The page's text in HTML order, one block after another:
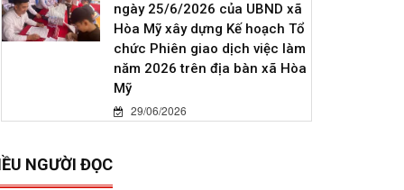
ngày 25/6/2026 của UBND xã
Hòa Mỹ xây dựng Kế hoạch Tổ
chức Phiên giao dịch việc làm
năm 2026 trên địa bàn xã Hòa
Mỹ
29/06/2026
NGƯỜI ĐỌC